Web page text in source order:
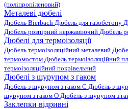
(поліпропіленовий)
Металеві дюбелі
Дюбель Bierbach Дюбель для газобетону
Дюбель розпірний нержавіючий Дюбель
Дюбелі для термоізоляції
Дюбель термоізоляційний металевий
термомостом Дюбель термоізоляційний
термоізоляційний покрівельний
Дюбелі з шурупом з гаком
Дюбель з шурупом з гаком C Дюбель з
шурупом з гаком O Дюбель з шурупом з
Заклепки відривні